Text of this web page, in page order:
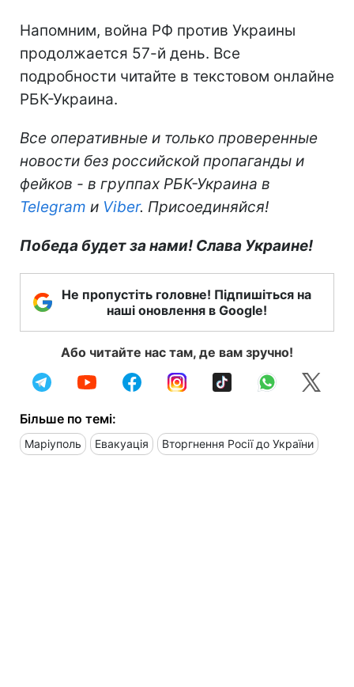
Напомним, война РФ против Украины
продолжается 57-й день. Все
подробности читайте в текстовом онлайне
РБК-Украина.
Все оперативные и только проверенные
новости без российской пропаганды и
фейков - в группах РБК-Украина в
Telegram и Viber. Присоединяйся!
Победа будет за нами! Слава Украине!
Не пропустіть головне! Підпишіться на
наші оновлення в Google!
Або читайте нас там, де вам зручно!
Більше по темі:
Маріуполь Евакуація Вторгнення Росії до України